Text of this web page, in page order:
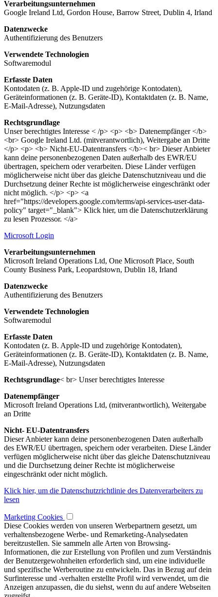
Verarbeitungsunternehmen
Google Ireland Ltd, Gordon House, Barrow Street, Dublin 4, Irland
Datenzwecke
Authentifizierung des Benutzers
Verwendete Technologien
Softwaremodul
Erfasste Daten
Kontodaten (z. B. Apple-ID und zugehörige Kontodaten),
Geräteinformationen (z. B. Geräte-ID), Kontaktdaten (z. B. Name,
E-Mail-Adresse), Nutzungsdaten
Rechtsgrundlage
Unser berechtigtes Interesse < /p> <p> <b> Datenempfänger </b>
<br> Google Ireland Ltd. (mitverantwortlich), Weitergabe an Dritte
</p> <p> <b> Nicht-EU-Datentransfers </b>< br> Dieser Anbieter
kann deine personenbezogenen Daten außerhalb des EWR/EU
übertragen, speichern oder verarbeiten. Diese Länder verfügen
möglicherweise nicht über das gleiche Datenschutzniveau und die
Durchsetzung deiner Rechte ist möglicherweise eingeschränkt oder
nicht möglich. </p> <p> <a
href="https://developers.google.com/terms/api-services-user-data-
policy" target="_blank"> Klick hier, um die Datenschutzerklärung
zu lesen Prozessor. </a>
Microsoft Login
Verarbeitungsunternehmen
Microsoft Ireland Operations Ltd, One Microsoft Place, South
County Business Park, Leopardstown, Dublin 18, Irland
Datenzwecke
Authentifizierung des Benutzers
Verwendete Technologien
Softwaremodul
Erfasste Daten
Kontodaten (z. B. Apple-ID und zugehörige Kontodaten),
Geräteinformationen (z. B. Geräte-ID), Kontaktdaten (z. B. Name,
E-Mail-Adresse), Nutzungsdaten
Rechtsgrundlage< br> Unser berechtigtes Interesse
Datenempfänger
Microsoft Ireland Operations Ltd, (mitverantwortlich), Weitergabe
an Dritte
Nicht- EU-Datentransfers
Dieser Anbieter kann deine personenbezogenen Daten außerhalb
des EWR/EU übertragen, speichern oder verarbeiten. Diese Länder
verfügen möglicherweise nicht über das gleiche Datenschutzniveau
und die Durchsetzung deiner Rechte ist möglicherweise
eingeschränkt oder nicht möglich.
Klick hier, um die Datenschutzrichtlinie des Datenverarbeiters zu
lesen
Marketing Cookies
Diese Cookies werden von unseren Werbepartnern gesetzt, um
verhaltensbezogene Werbe- und Remarketing-Analysedaten
bereitzustellen. Sie sammeln alle Arten von Browsing-
Informationen, die zur Erstellung von Profilen und zum Verständnis
der Benutzergewohnheiten erforderlich sind, um eine individuelle
und spezifische Werberoutine zu entwickeln. Das in Bezug auf dein
Surfinteresse und -verhalten erstellte Profil wird verwendet, um die
Anzeigen anzupassen, die du siehst, wenn du auf andere Webseiten